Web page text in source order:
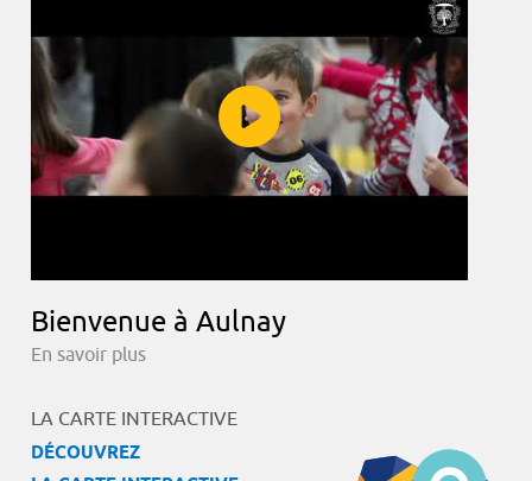
Bienvenue à Aulnay
En savoir plus
LA CARTE INTERACTIVE
DÉCOUVREZ